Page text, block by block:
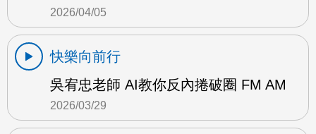
2026/04/05
快樂向前行
吳宥忠老師 AI教你反內捲破圈 FM AM
2026/03/29